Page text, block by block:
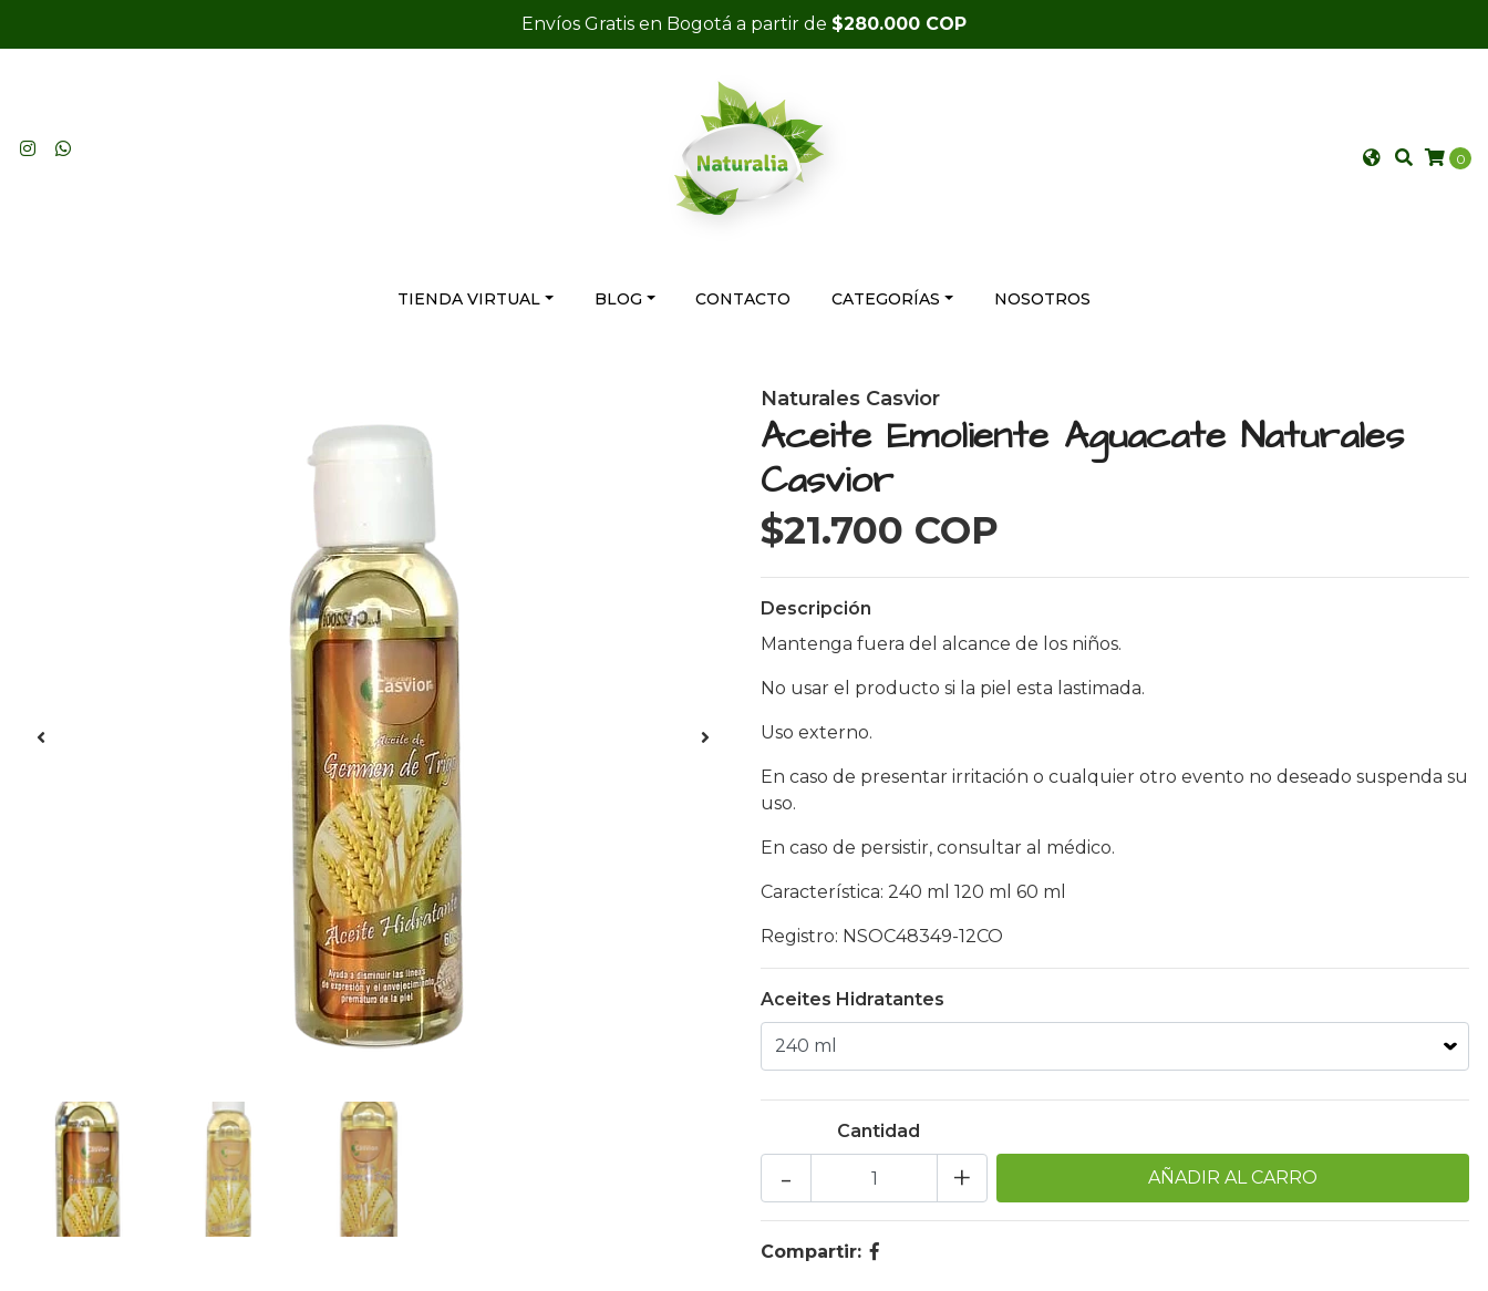
Envíos Gratis en Bogotá a partir de $280.000 COP
0
TIENDA VIRTUAL BLOG CONTACTO CATEGORÍAS NOSOTROS
Naturales Casvior
Aceite Emoliente Aguacate Naturales
Casvior
$21.700 COP
Descripción
Mantenga fuera del alcance de los niños.
No usar el producto si la piel esta lastimada.
Uso externo.
En caso de presentar irritación o cualquier otro evento no deseado suspenda su
uso.
En caso de persistir, consultar al médico.
Característica: 240 ml 120 ml 60 ml
Registro: NSOC48349-12CO
Aceites Hidratantes
Cantidad
+
-
Compartir: